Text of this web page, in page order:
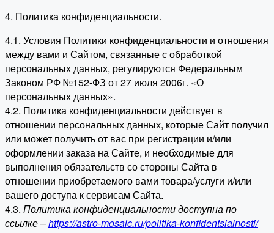
4. Политика конфиденциальности.
4.1. Условия Политики конфиденциальности и отношения
между вами и Сайтом, связанные с обработкой
персональных данных, регулируются Федеральным
Законом РФ №152-ФЗ от 27 июля 2006г. «О
персональных данных».
4.2. Политика конфиденциальности действует в
отношении персональных данных, которые Сайт получил
или может получить от вас при регистрации и/или
оформлении заказа на Сайте, и необходимые для
выполнения обязательств со стороны Сайта в
отношении приобретаемого вами товара/услуги и/или
вашего доступа к сервисам Сайта.
4.3. Политика конфиденциальности доступна по
ссылке –https://astro-mosaic.ru/politika-konfidentsialnosti/